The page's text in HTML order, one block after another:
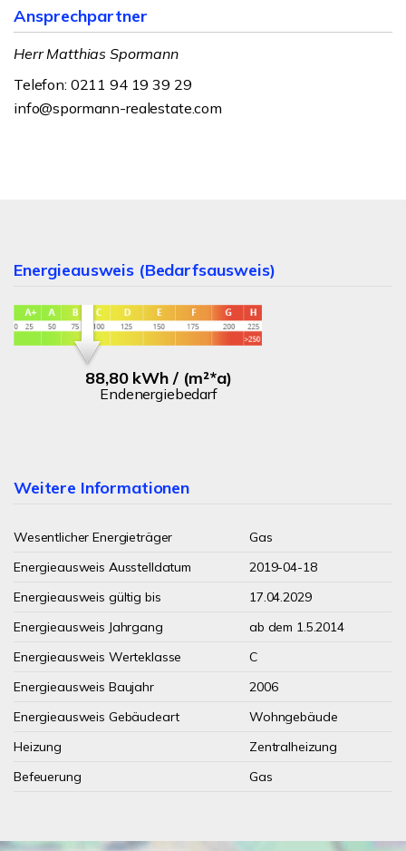
Ansprechpartner
Herr Matthias Spormann
Telefon: 0211 94 19 39 29
info@spormann-realestate.com
Energieausweis (Bedarfsausweis)
88,80 kWh / (m²*a)
Endenergiebedarf
Weitere Informationen
Wesentlicher Energieträger
Gas
Energieausweis Ausstelldatum
2019-04-18
Energieausweis gültig bis
17.04.2029
Energieausweis Jahrgang
ab dem 1.5.2014
Energieausweis Werteklasse
C
Energieausweis Baujahr
2006
Energieausweis Gebäudeart
Wohngebäude
Heizung
Zentralheizung
Befeuerung
Gas